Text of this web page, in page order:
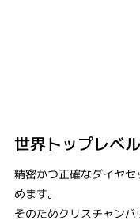
世界トップレベ
精密かつ正確なダイヤ
めます。
そのためクリスチャン